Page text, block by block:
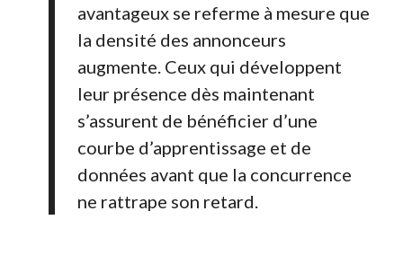
avantageux se referme à mesure que
la densité des annonceurs
augmente. Ceux qui développent
leur présence dès maintenant
s’assurent de bénéficier d’une
courbe d’apprentissage et de
données avant que la concurrence
ne rattrape son retard.